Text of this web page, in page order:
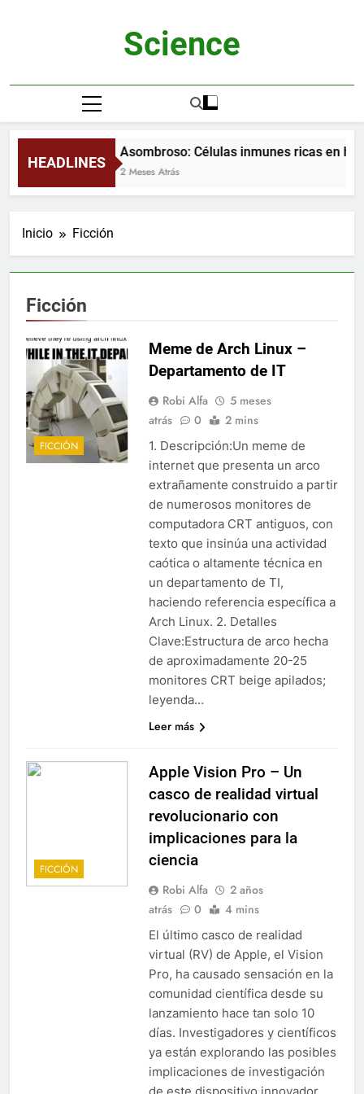
Science
HEADLINES
Asombroso: Células inmunes ricas en
2 Meses Atrás
Inicio Ficción
Ficción
FICCIÓN
Meme de Arch Linux –
Departamento de IT
Robi Alfa
5 meses
atrás
0 2 mins
1. Descripción:Un meme de
internet que presenta un arco
extrañamente construido a partir
de numerosos monitores de
computadora CRT antiguos, con
texto que insinúa una actividad
caótica o altamente técnica en
un departamento de TI,
haciendo referencia específica a
Arch Linux. 2. Detalles
Clave:Estructura de arco hecha
de aproximadamente 20-25
monitores CRT beige apilados;
leyenda…
Leer más
FICCIÓN
Apple Vision Pro – Un
casco de realidad virtual
revolucionario con
implicaciones para la
ciencia
Robi Alfa
2 años
atrás
0 4 mins
El último casco de realidad
virtual (RV) de Apple, el Vision
Pro, ha causado sensación en la
comunidad científica desde su
lanzamiento hace tan solo 10
días. Investigadores y científicos
ya están explorando las posibles
implicaciones de investigación